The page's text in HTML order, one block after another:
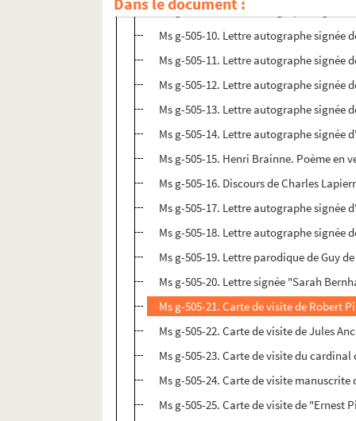
Ms g-505-09. Lettre autographe signée
Ms g-505-10. Lettre autographe signée
Ms g-505-11. Lettre autographe signée
Ms g-505-12. Lettre autographe signée
Ms g-505-13. Lettre autographe signée
Ms g-505-14. Lettre autographe signée
Ms g-505-15. Henri Brainne. Poème en
Ms g-505-16. Discours de Charles
Ms g-505-17. Lettre autographe signée
Ms g-505-18. Lettre autographe signée
Ms g-505-19. Lettre parodique de Guy
Ms g-505-20. Lettre signée "Sarah
Ms g-505-21. Carte de visite de Robert
Ms g-505-22. Carte de visite de Jules
Ms g-505-23. Carte de visite du
Ms g-505-24. Carte de visite manuscrite
Ms g-505-25. Carte de visite de